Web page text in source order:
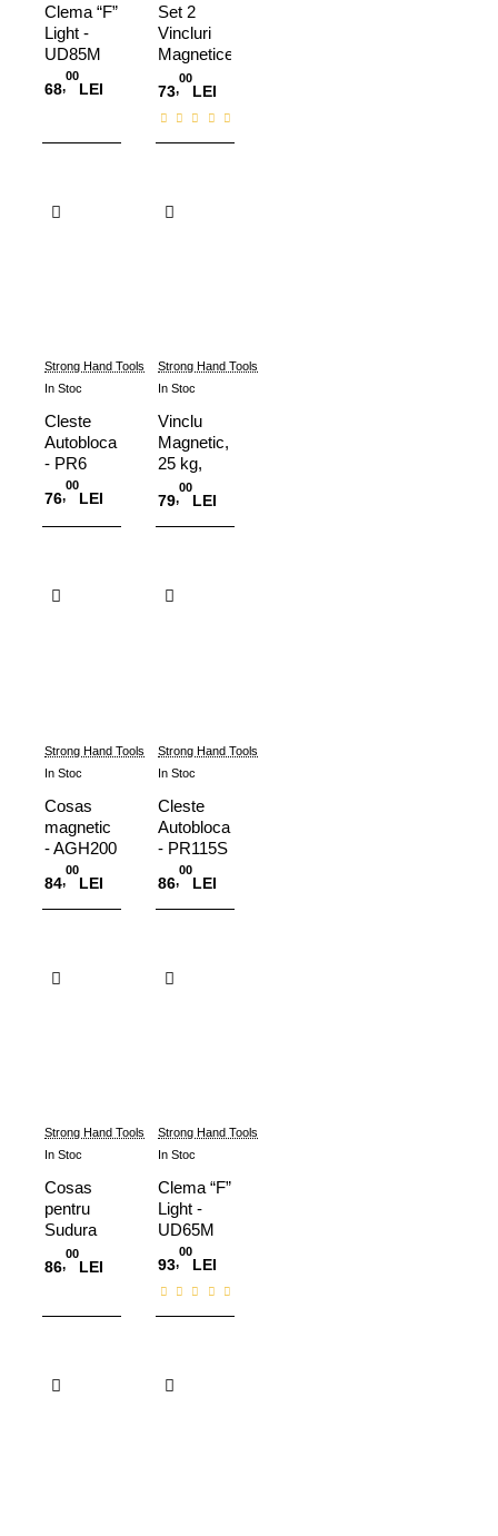
Clema “F”
Light -
UD85M
68,
00
LEI
Set 2
Vincluri
Magnetice
interior -
exterior,
MLDT350
73,
00
LEI
Strong Hand Tools
In Stoc
Cleste
Autoblocant
- PR6
76,
00
LEI
Strong Hand Tools
In Stoc
Vinclu
Magnetic,
25 kg,
MS60
79,
00
LEI
Strong Hand Tools
In Stoc
Cosas
magnetic
- AGH200
84,
00
LEI
Strong Hand Tools
In Stoc
Cleste
Autoblocant
- PR115S
86,
00
LEI
Strong Hand Tools
In Stoc
Cosas
pentru
Sudura
Eco -
AGH130
86,
00
LEI
Strong Hand Tools
In Stoc
Clema “F”
Light -
UD65M
93,
00
LEI